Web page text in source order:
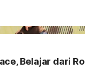
Belajar dari